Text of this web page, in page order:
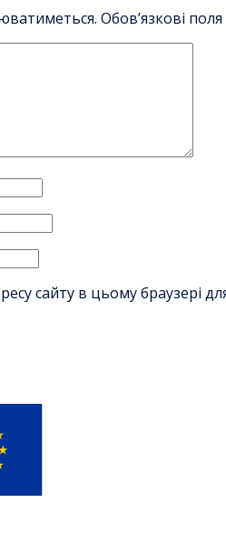
Обов’язкові
сайту в цьому браузері